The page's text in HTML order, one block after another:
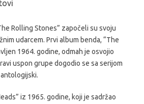
Rolling Stones” započeli su svoju
udarcem. Prvi album benda, “The
1964. godine, odmah je osvojio
uspon grupe dogodio se sa serijom
iz 1965. godine, koji je sadržao